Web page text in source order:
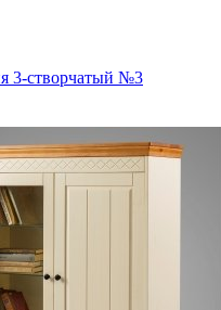
3-створчатый №3